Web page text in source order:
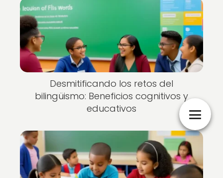
Desmitificando los retos del
bilingüismo: Beneficios cognitivos y
educativos